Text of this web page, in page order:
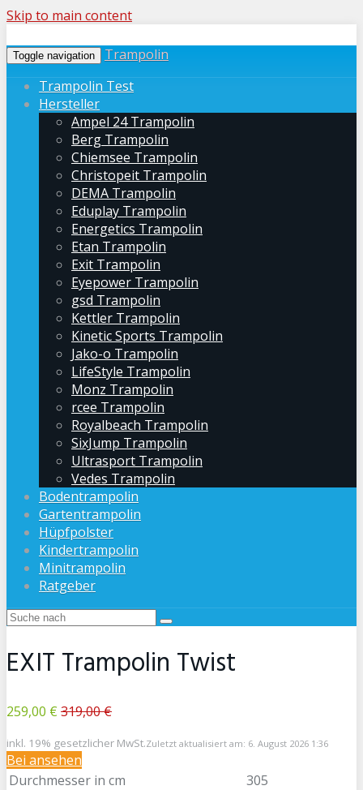
Skip to main content
Toggle navigation
Trampolin
Trampolin Test
Hersteller
Ampel 24 Trampolin
Berg Trampolin
Chiemsee Trampolin
Christopeit Trampolin
DEMA Trampolin
Eduplay Trampolin
Energetics Trampolin
Etan Trampolin
Exit Trampolin
Eyepower Trampolin
gsd Trampolin
Kettler Trampolin
Kinetic Sports Trampolin
Jako-o Trampolin
LifeStyle Trampolin
Monz Trampolin
rcee Trampolin
Royalbeach Trampolin
SixJump Trampolin
Ultrasport Trampolin
Vedes Trampolin
Bodentrampolin
Gartentrampolin
Hüpfpolster
Kindertrampolin
Minitrampolin
Ratgeber
EXIT Trampolin Twist
259,00 € 319,00 €
inkl. 19% gesetzlicher MwSt.Zuletzt aktualisiert am: 6. August 2026 1:36
Bei ansehen
Durchmesser in cm
305